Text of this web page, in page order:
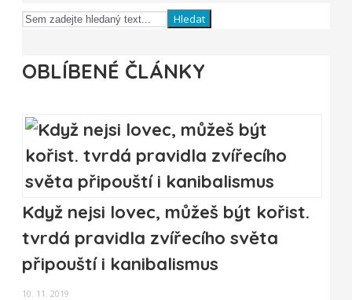
Hledat
OBLÍBENÉ ČLÁNKY
Když nejsi lovec, můžeš být kořist.
tvrdá pravidla zvířecího světa
připouští i kanibalismus
10. 11. 2019